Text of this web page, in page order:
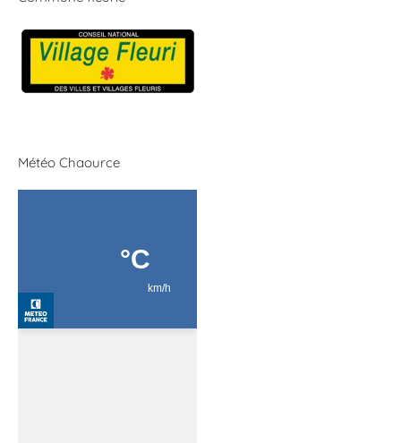
Météo Chaource